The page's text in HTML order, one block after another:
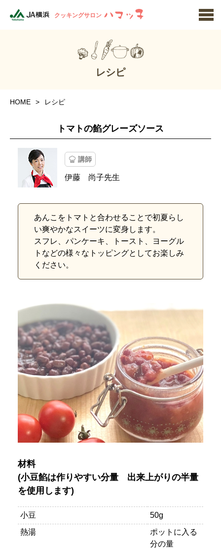
クッキングサロン
レシピ
HOME レシピ
トマトの餡グレーズソース
講師
伊藤 尚子先生
あんこをトマトと合わせることで初夏らし
い爽やかなスイーツに変身します。
スフレ、パンケーキ、トースト、ヨーグル
トなどの様々なトッピングとしてお楽しみ
ください。
材料
(小豆餡は作りやすい分量 出来上がりの半量
を使用します)
小豆 50g
熱湯
ポットに入る
分の量